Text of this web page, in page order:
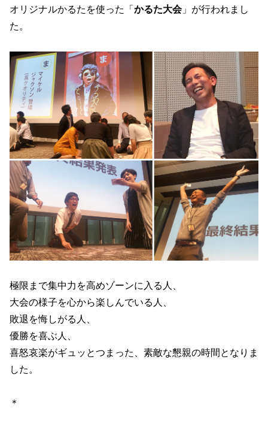
オリジナルかるたを使った「 かるた大会」が行われまし
た。
極限まで集中力を高めゾーンに入る人、
大会の様子を心から楽しんでいる人、
敗退を悔しがる人、
優勝を喜ぶ人、
喜怒哀楽がギュッとつまった、素敵な懇親の時間となりま
した。
＊